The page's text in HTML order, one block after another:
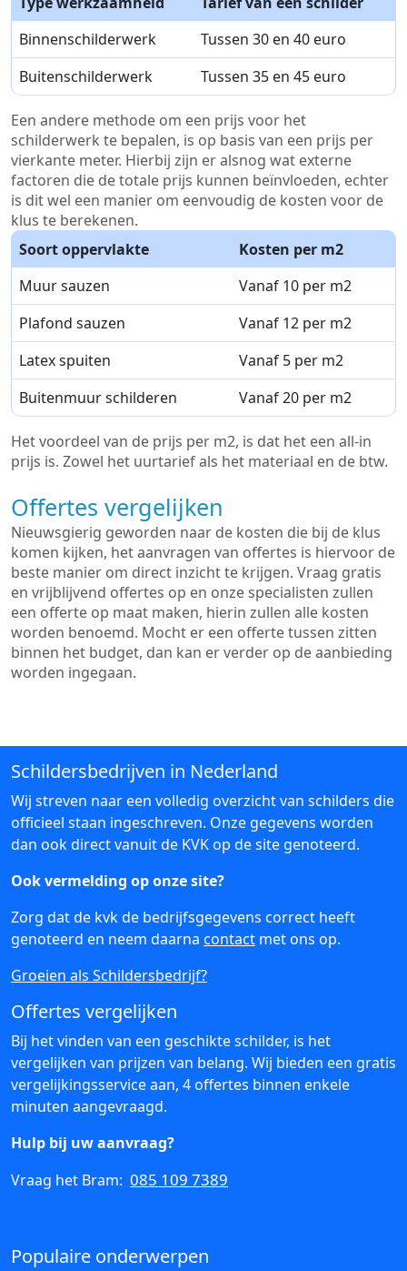
Binnenschilderwerk
Tussen 30 en 40 euro
Buitenschilderwerk
Tussen 35 en 45 euro
Een andere methode om een prijs voor het
schilderwerk te bepalen, is op basis van een prijs per
vierkante meter. Hierbij zijn er alsnog wat externe
factoren die de totale prijs kunnen beïnvloeden, echter
is dit wel een manier om eenvoudig de kosten voor de
klus te berekenen.
Soort oppervlakte
Kosten per m2
Muur sauzen
Vanaf 10 per m2
Plafond sauzen
Vanaf 12 per m2
Latex spuiten
Vanaf 5 per m2
Buitenmuur schilderen
Vanaf 20 per m2
Het voordeel van de prijs per m2, is dat het een all-in
prijs is. Zowel het uurtarief als het materiaal en de btw.
Offertes vergelijken
Nieuwsgierig geworden naar de kosten die bij de klus
komen kijken, het aanvragen van offertes is hiervoor de
beste manier om direct inzicht te krijgen. Vraag gratis
en vrijblijvend offertes op en onze specialisten zullen
een offerte op maat maken, hierin zullen alle kosten
worden benoemd. Mocht er een offerte tussen zitten
binnen het budget, dan kan er verder op de aanbieding
worden ingegaan.
Schildersbedrijven in Nederland
Wij streven naar een volledig overzicht van schilders die
officieel staan ingeschreven. Onze gegevens worden
dan ook direct vanuit de KVK op de site genoteerd.
Ook vermelding op onze site?
Zorg dat de kvk de bedrijfsgegevens correct heeft
genoteerd en neem daarna contact met ons op.
Groeien als Schildersbedrijf?
Offertes vergelijken
Bij het vinden van een geschikte schilder, is het
vergelijken van prijzen van belang. Wij bieden een gratis
vergelijkingsservice aan, 4 offertes binnen enkele
minuten aangevraagd.
Hulp bij uw aanvraag?
Vraag het Bram: 085 109 7389
Populaire onderwerpen